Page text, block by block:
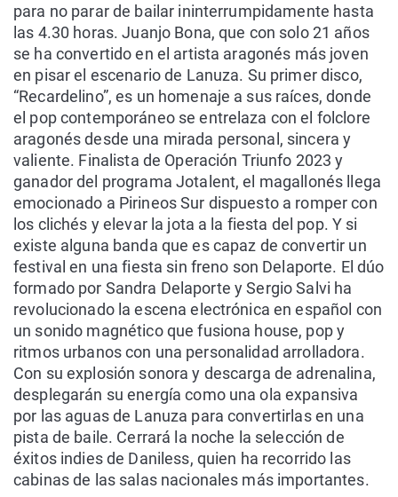
para no parar de bailar ininterrumpidamente hasta
las 4.30 horas. Juanjo Bona, que con solo 21 años
se ha convertido en el artista aragonés más joven
en pisar el escenario de Lanuza. Su primer disco,
“Recardelino”, es un homenaje a sus raíces, donde
el pop contemporáneo se entrelaza con el folclore
aragonés desde una mirada personal, sincera y
valiente. Finalista de Operación Triunfo 2023 y
ganador del programa Jotalent, el magallonés llega
emocionado a Pirineos Sur dispuesto a romper con
los clichés y elevar la jota a la fiesta del pop. Y si
existe alguna banda que es capaz de convertir un
festival en una fiesta sin freno son Delaporte. El dúo
formado por Sandra Delaporte y Sergio Salvi ha
revolucionado la escena electrónica en español con
un sonido magnético que fusiona house, pop y
ritmos urbanos con una personalidad arrolladora.
Con su explosión sonora y descarga de adrenalina,
desplegarán su energía como una ola expansiva
por las aguas de Lanuza para convertirlas en una
pista de baile. Cerrará la noche la selección de
éxitos indies de Daniless, quien ha recorrido las
cabinas de las salas nacionales más importantes.